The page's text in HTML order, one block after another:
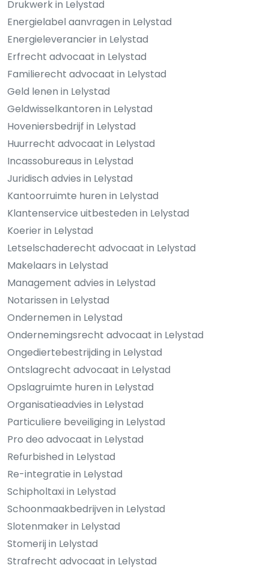
Drukwerk in Lelystad
Energielabel aanvragen in Lelystad
Energieleverancier in Lelystad
Erfrecht advocaat in Lelystad
Familierecht advocaat in Lelystad
Geld lenen in Lelystad
Geldwisselkantoren in Lelystad
Hoveniersbedrijf in Lelystad
Huurrecht advocaat in Lelystad
Incassobureaus in Lelystad
Juridisch advies in Lelystad
Kantoorruimte huren in Lelystad
Klantenservice uitbesteden in Lelystad
Koerier in Lelystad
Letselschaderecht advocaat in Lelystad
Makelaars in Lelystad
Management advies in Lelystad
Notarissen in Lelystad
Ondernemen in Lelystad
Ondernemingsrecht advocaat in Lelystad
Ongediertebestrijding in Lelystad
Ontslagrecht advocaat in Lelystad
Opslagruimte huren in Lelystad
Organisatieadvies in Lelystad
Particuliere beveiliging in Lelystad
Pro deo advocaat in Lelystad
Refurbished in Lelystad
Re-integratie in Lelystad
Schipholtaxi in Lelystad
Schoonmaakbedrijven in Lelystad
Slotenmaker in Lelystad
Stomerij in Lelystad
Strafrecht advocaat in Lelystad